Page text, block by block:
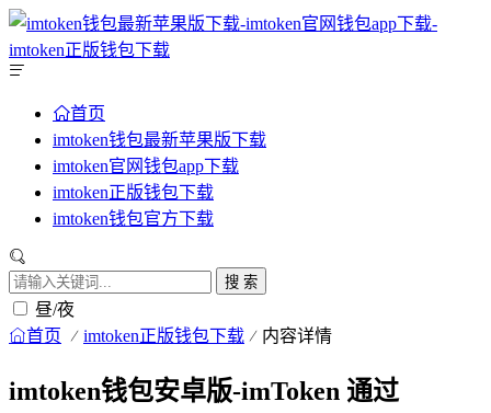
首页
imtoken钱包最新苹果版下载
imtoken官网钱包app下载
imtoken正版钱包下载
imtoken钱包官方下载
搜 索
昼/夜
首页 imtoken正版钱包下载 内容详情
imtoken钱包安卓版-imToken 通过